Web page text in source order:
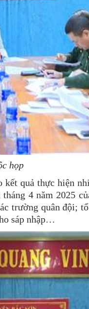
họp
quả thực hiện
4 năm 2025
trường quân đội;
sáp nhập…